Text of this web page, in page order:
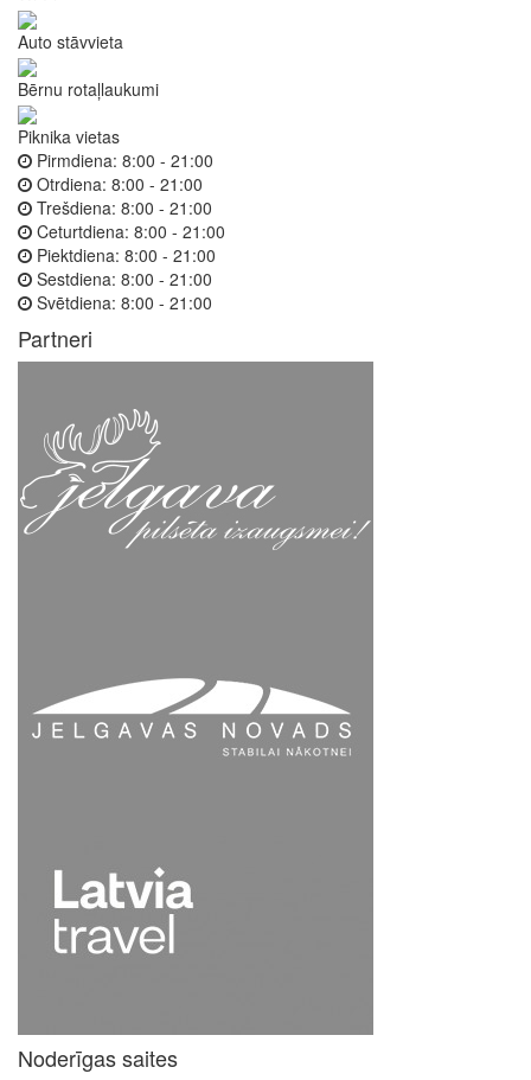
Auto stāvvieta
Bērnu rotaļlaukumi
Piknika vietas
Pirmdiena: 8:00 - 21:00
Otrdiena: 8:00 - 21:00
Trešdiena: 8:00 - 21:00
Ceturtdiena: 8:00 - 21:00
Piektdiena: 8:00 - 21:00
Sestdiena: 8:00 - 21:00
Svētdiena: 8:00 - 21:00
Partneri
Noderīgas saites